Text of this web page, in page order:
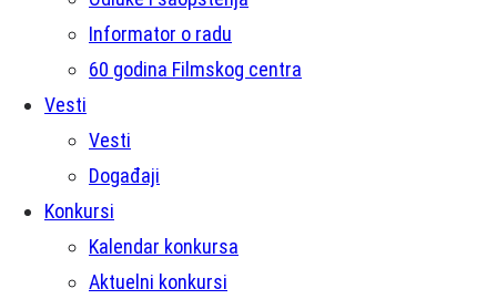
Informator o radu
60 godina Filmskog centra
Vesti
Vesti
Događaji
Konkursi
Kalendar konkursa
Aktuelni konkursi